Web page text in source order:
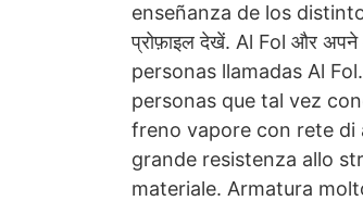
enseñanza de los
प्रोफ़ाइल देखें. Al Fol और
personas llamadas Al
personas que tal vez
freno vapore con rete di
grande resistenza allo
materiale. Armatura